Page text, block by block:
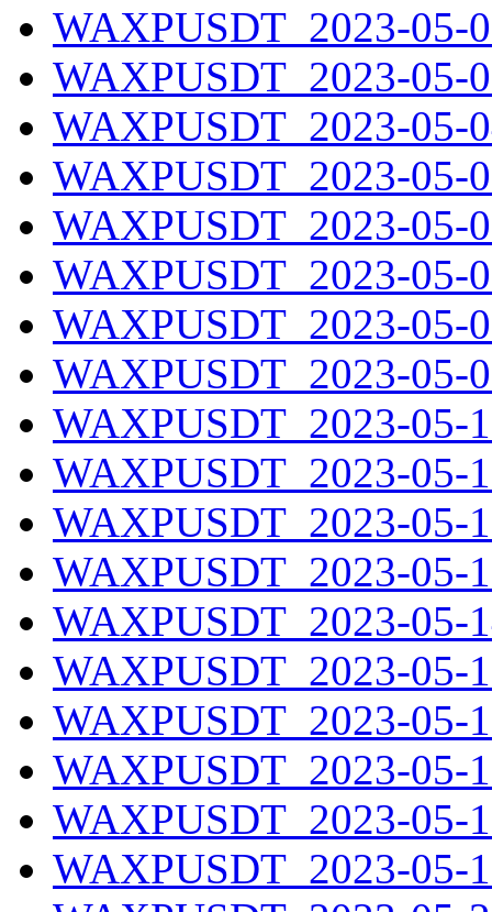
WAXPUSDT_2023-05-
WAXPUSDT_2023-05-
WAXPUSDT_2023-05-
WAXPUSDT_2023-05-
WAXPUSDT_2023-05-
WAXPUSDT_2023-05-
WAXPUSDT_2023-05-
WAXPUSDT_2023-05-
WAXPUSDT_2023-05-
WAXPUSDT_2023-05-
WAXPUSDT_2023-05-
WAXPUSDT_2023-05-
WAXPUSDT_2023-05-
WAXPUSDT_2023-05-
WAXPUSDT_2023-05-
WAXPUSDT_2023-05-
WAXPUSDT_2023-05-
WAXPUSDT_2023-05-